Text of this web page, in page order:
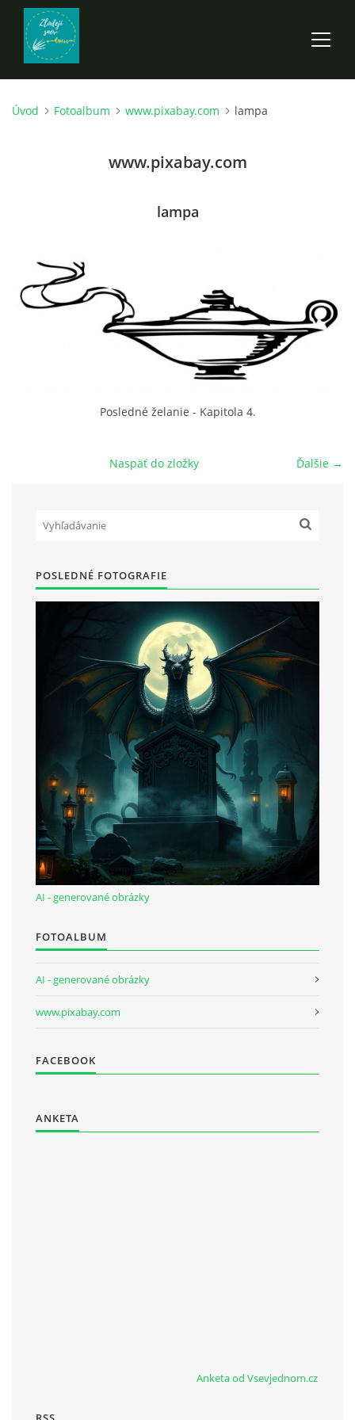
ÚVOD
ANDARION
EGYRON: SIEDMY DEŇ - 3. DIEL
BARDIGON
TARA
VÍLA NA BRONZOVEJ ULICI
VLČÍ MOR
bludicka.cirezlo@gmail.com
Príbehy a poviedky na tejto stránke sú duševným
vlastníctvom autorov. Všetky práva vyhradené.
© 2026 eStránky.sk |RSS |WebSlice | Aktualizované 5. 8. 2026
Hore ↑
Úvod Fotoalbum www.pixabay.com lampa
www.pixabay.com
lampa
Posledné želanie - Kapitola 4.
Ďalšie →
Naspäť do zložky
POSLEDNÉ FOTOGRAFIE
AI - generované obrázky
FOTOALBUM
AI - generované obrázky
www.pixabay.com
FACEBOOK
ANKETA
Anketa od Vsevjednom.cz